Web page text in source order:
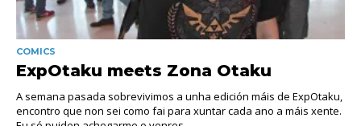
COMICS
ExpOtaku meets Zona Otaku
A semana pasada sobrevivimos a unha edición máis de ExpOtaku,
encontro que non sei como fai para xuntar cada ano a máis xente.